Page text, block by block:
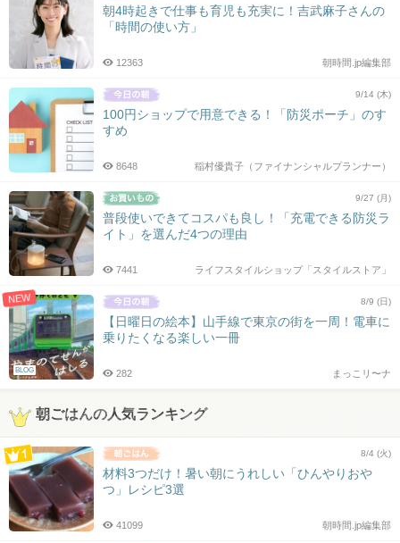
朝4時起きで仕事も育児も充実に！吉武麻子さんの
「時間の使い方」
朝時間.jp編集部
12363
9/14 (木)
100円ショップで用意できる！「防災ポーチ」のす
すめ
稲村優貴子（ファイナンシャルプランナー）
8648
9/27 (月)
普段使いできてコスパも良し！「充電できる防災ラ
イト」を選んだ4つの理由
ライフスタイルショップ「スタイルストア」
7441
NEW
BLOG
8/9 (日)
【日曜日の絵本】山手線で東京の街を一周！電車に
乗りたくなる楽しい一冊
まっこリ〜ナ
282
朝ごはんの人気ランキング
8/4 (火)
材料3つだけ！暑い朝にうれしい「ひんやりおや
つ」レシピ3選
朝時間.jp編集部
41099